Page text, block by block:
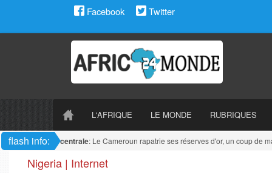
Facebook Twitter
L'AFRIQUE LE MONDE RUBRIQUES
flash info:
Afrique centrale: Le Cameroun rapatrie ses réserves d'or, un coup de
Nigeria | Internet